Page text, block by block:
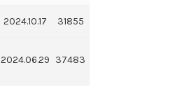
2024.10.17 31855
2024.06.29 37483